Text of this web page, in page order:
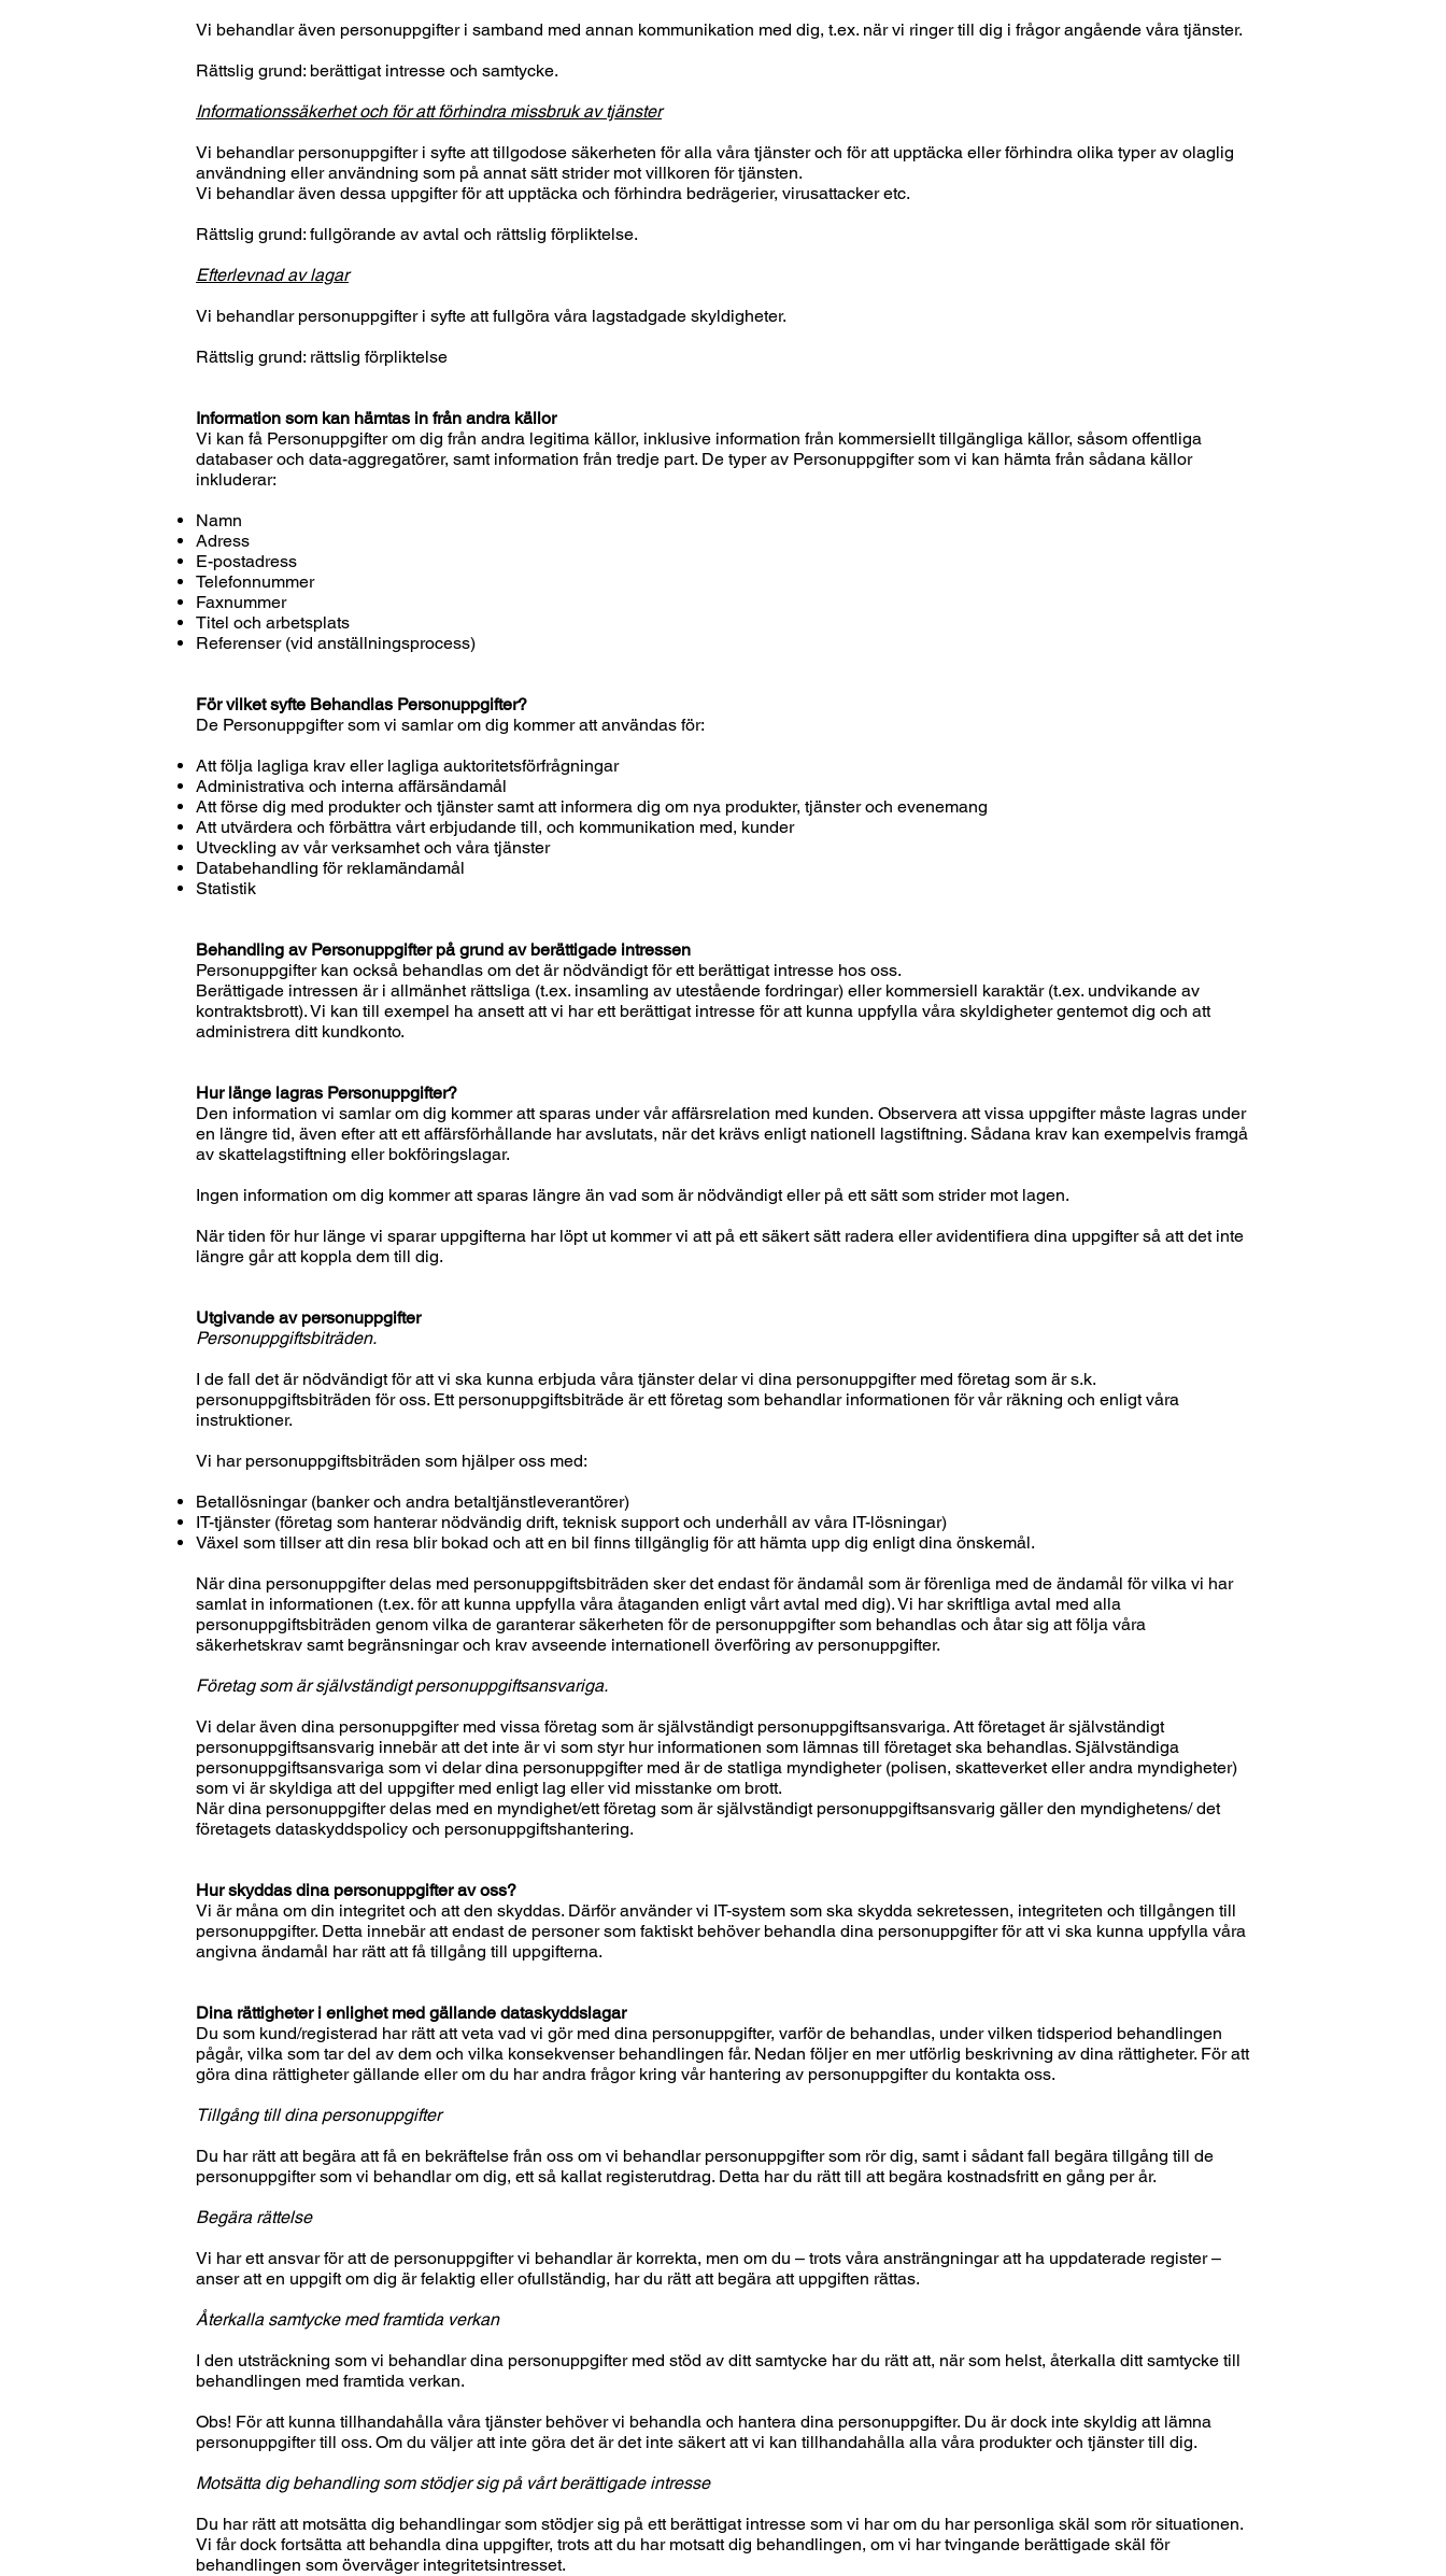
Vi behandlar även personuppgifter i samband med annan kommunikation med dig, t.ex. när vi ringer till dig i frågor angående våra tjänster.
Rättslig grund: berättigat intresse och samtycke.
Informationssäkerhet och för att förhindra missbruk av tjänster
Vi behandlar personuppgifter i syfte att tillgodose säkerheten för alla våra tjänster och för att upptäcka eller förhindra olika typer av olaglig
användning eller användning som på annat sätt strider mot villkoren för tjänsten.
Vi behandlar även dessa uppgifter för att upptäcka och förhindra bedrägerier, virusattacker etc.
Rättslig grund: fullgörande av avtal och rättslig förpliktelse.
Efterlevnad av lagar
Vi behandlar personuppgifter i syfte att fullgöra våra lagstadgade skyldigheter.
Rättslig grund: rättslig förpliktelse
Information som kan hämtas in från andra källor
Vi kan få Personuppgifter om dig från andra legitima källor, inklusive information från kommersiellt tillgängliga källor, såsom offentliga
databaser och data-aggregatörer, samt information från tredje part. De typer av Personuppgifter som vi kan hämta från sådana källor
inkluderar:
Namn
Adress
E-postadress
Telefonnummer
Faxnummer
Titel och arbetsplats
Referenser (vid anställningsprocess)
För vilket syfte Behandlas Personuppgifter?
De Personuppgifter som vi samlar om dig kommer att användas för:
Att följa lagliga krav eller lagliga auktoritetsförfrågningar
Administrativa och interna affärsändamål
Att förse dig med produkter och tjänster samt att informera dig om nya produkter, tjänster och evenemang
Att utvärdera och förbättra vårt erbjudande till, och kommunikation med, kunder
Utveckling av vår verksamhet och våra tjänster
Databehandling för reklamändamål
Statistik
Behandling av Personuppgifter på grund av berättigade intressen
Personuppgifter kan också behandlas om det är nödvändigt för ett berättigat intresse hos oss.
Berättigade intressen är i allmänhet rättsliga (t.ex. insamling av utestående fordringar) eller kommersiell karaktär (t.ex. undvikande av
kontraktsbrott). Vi kan till exempel ha ansett att vi har ett berättigat intresse för att kunna uppfylla våra skyldigheter gentemot dig och att
administrera ditt kundkonto.
Hur länge lagras Personuppgifter?
Den information vi samlar om dig kommer att sparas under vår affärsrelation med kunden. Observera att vissa uppgifter måste lagras under
en längre tid, även efter att ett affärsförhållande har avslutats, när det krävs enligt nationell lagstiftning. Sådana krav kan exempelvis framgå
av skattelagstiftning eller bokföringslagar.
Ingen information om dig kommer att sparas längre än vad som är nödvändigt eller på ett sätt som strider mot lagen.
När tiden för hur länge vi sparar uppgifterna har löpt ut kommer vi att på ett säkert sätt radera eller avidentifiera dina uppgifter så att det inte
längre går att koppla dem till dig.
Utgivande av personuppgifter
Personuppgiftsbiträden.
I de fall det är nödvändigt för att vi ska kunna erbjuda våra tjänster delar vi dina personuppgifter med företag som är s.k.
personuppgiftsbiträden för oss. Ett personuppgiftsbiträde är ett företag som behandlar informationen för vår räkning och enligt våra
instruktioner.
Vi har personuppgiftsbiträden som hjälper oss med:
Betallösningar (banker och andra betaltjänstleverantörer)
IT-tjänster (företag som hanterar nödvändig drift, teknisk support och underhåll av våra IT-lösningar)
Växel som tillser att din resa blir bokad och att en bil finns tillgänglig för att hämta upp dig enligt dina önskemål.
När dina personuppgifter delas med personuppgiftsbiträden sker det endast för ändamål som är förenliga med de ändamål för vilka vi har
samlat in informationen (t.ex. för att kunna uppfylla våra åtaganden enligt vårt avtal med dig). Vi har skriftliga avtal med alla
personuppgiftsbiträden genom vilka de garanterar säkerheten för de personuppgifter som behandlas och åtar sig att följa våra
säkerhetskrav samt begränsningar och krav avseende internationell överföring av personuppgifter.
Företag som är självständigt personuppgiftsansvariga.
Vi delar även dina personuppgifter med vissa företag som är självständigt personuppgiftsansvariga. Att företaget är självständigt
personuppgiftsansvarig innebär att det inte är vi som styr hur informationen som lämnas till företaget ska behandlas. Självständiga
personuppgiftsansvariga som vi delar dina personuppgifter med är de statliga myndigheter (polisen, skatteverket eller andra myndigheter)
som vi är skyldiga att del uppgifter med enligt lag eller vid misstanke om brott.
När dina personuppgifter delas med en myndighet/ett företag som är självständigt personuppgiftsansvarig gäller den myndighetens/ det
företagets dataskyddspolicy och personuppgiftshantering.
Hur skyddas dina personuppgifter av oss?
Vi är måna om din integritet och att den skyddas. Därför använder vi IT-system som ska skydda sekretessen, integriteten och tillgången till
personuppgifter. Detta innebär att endast de personer som faktiskt behöver behandla dina personuppgifter för att vi ska kunna uppfylla våra
angivna ändamål har rätt att få tillgång till uppgifterna.
Dina rättigheter i enlighet med gällande dataskyddslagar
Du som kund/registerad har rätt att veta vad vi gör med dina personuppgifter, varför de behandlas, under vilken tidsperiod behandlingen
pågår, vilka som tar del av dem och vilka konsekvenser behandlingen får. Nedan följer en mer utförlig beskrivning av dina rättigheter. För att
göra dina rättigheter gällande eller om du har andra frågor kring vår hantering av personuppgifter du kontakta oss.
Tillgång till dina personuppgifter
Du har rätt att begära att få en bekräftelse från oss om vi behandlar personuppgifter som rör dig, samt i sådant fall begära tillgång till de
personuppgifter som vi behandlar om dig, ett så kallat registerutdrag. Detta har du rätt till att begära kostnadsfritt en gång per år.
Begära rättelse
Vi har ett ansvar för att de personuppgifter vi behandlar är korrekta, men om du – trots våra ansträngningar att ha uppdaterade register –
anser att en uppgift om dig är felaktig eller ofullständig, har du rätt att begära att uppgiften rättas.
Återkalla samtycke med framtida verkan
I den utsträckning som vi behandlar dina personuppgifter med stöd av ditt samtycke har du rätt att, när som helst, återkalla ditt samtycke till
behandlingen med framtida verkan.
Obs! För att kunna tillhandahålla våra tjänster behöver vi behandla och hantera dina personuppgifter. Du är dock inte skyldig att lämna
personuppgifter till oss. Om du väljer att inte göra det är det inte säkert att vi kan tillhandahålla alla våra produkter och tjänster till dig.
Motsätta dig behandling som stödjer sig på vårt berättigade intresse
Du har rätt att motsätta dig behandlingar som stödjer sig på ett berättigat intresse som vi har om du har personliga skäl som rör situationen.
Vi får dock fortsätta att behandla dina uppgifter, trots att du har motsatt dig behandlingen, om vi har tvingande berättigade skäl för
behandlingen som överväger integritetsintresset.